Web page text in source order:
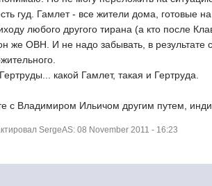
гуд. Гамлет - все жители дома, готовые
любого другого тирана (а кто после
же ОВН. И не надо забывать, в результате
какой Гамлет, такая и Гертруда.
с Владимиром Ильичом другим путем,
SergeAS: 08 November 2011 - 16:23